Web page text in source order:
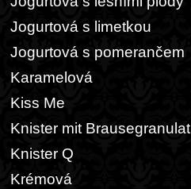
Jogurtová s limetkou
Jogurtová s pomerančem
Karamelová
Kiss Me
Knister mit Brausegranulat
Knister Q
Krémová